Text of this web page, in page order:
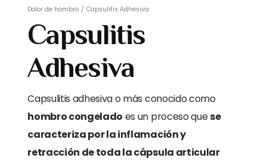
Dolor de hombro / Capsulitis Adhesiva
Capsulitis
Adhesiva
Capsulitis adhesiva o más conocido como
hombro congelado es un proceso quese
caracteriza por la inflamación y
retracción de toda la cápsula articular